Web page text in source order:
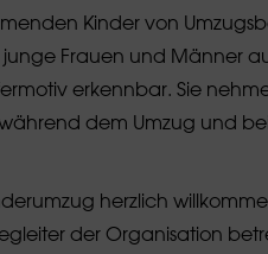
Kinder von
Frauen und Männer
erkennbar. Sie
dem Umzug und
herzlich
der Organisation